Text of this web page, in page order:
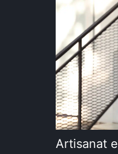
Artisanat